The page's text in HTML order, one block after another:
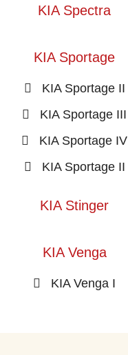
KIA Spectra
KIA Sportage
KIA Sportage II
KIA Sportage III
KIA Sportage IV
KIA Sportage II
KIA Stinger
KIA Venga
KIA Venga I